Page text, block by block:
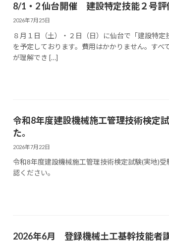
8/1・2 仙台開催 建設特定技能２号
2026年7月25日
８月１日（土）・２日（日）に仙台で「建設特
を予定しております。費用はかかりません。す
が理解でき […]
令和8年度建設機械施工管理技術検定
た。
2026年7月22日
令和8年度建設機械施工管理技術検定試験(実地)
認ください。
2026年6月 登録機械土工基幹技能者